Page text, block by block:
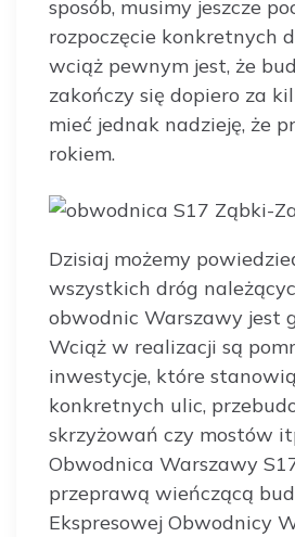
sposób, musimy jeszcze
rozpoczęcie konkretnych
wciąż pewnym jest, że
zakończy się dopiero za
mieć jednak nadzieję, że
rokiem.
Dzisiaj możemy
wszystkich dróg
obwodnic Warszawy jest
Wciąż w realizacji są
inwestycje, które
konkretnych ulic,
skrzyżowań czy mostów
Obwodnica Warszawy
przeprawą wieńczącą
Ekspresowej Obwodnicy